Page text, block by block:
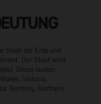
Staat der Erde und
Der Staat wird
Diese lauten:
Victoria,
Territory, Northern